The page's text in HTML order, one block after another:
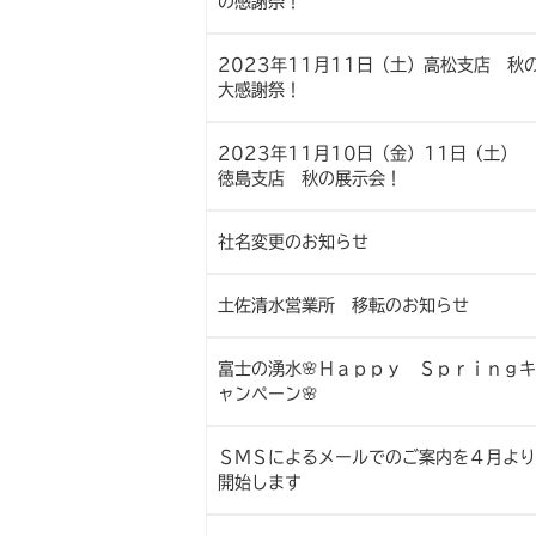
2023年11月11日（土）高松支店 秋
大感謝祭！
2023年11月10日（金）11日（土）
徳島支店 秋の展示会！
社名変更のお知らせ
土佐清水営業所 移転のお知らせ
富士の湧水🌸Ｈａｐｐｙ Ｓｐｒｉｎｇキ
ャンペーン🌸
ＳＭＳによるメールでのご案内を４月より
開始します